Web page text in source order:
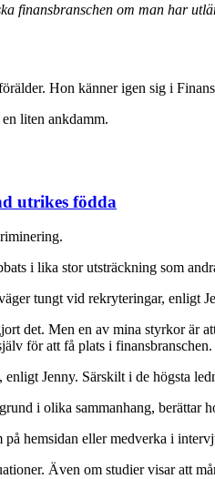
finansbranschen om man har
Hon känner igen sig i
liten ankdamm.
utrikes födda
i lika stor utsträckning som
tungt vid rekryteringar, enligt
det. Men en av mina styrkor är
för att få plats i finansbranschen.
Jenny. Särskilt i de högsta
i olika sammanhang, berättar
hemsidan eller medverka i
Även om studier visar att